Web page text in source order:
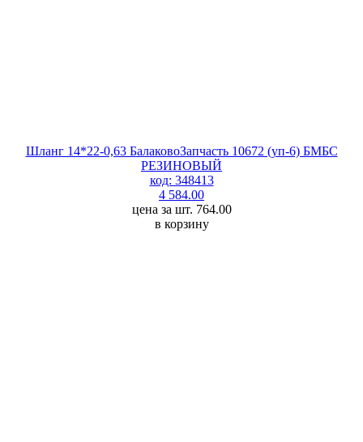
Шланг 14*22-0,63 БалаковоЗапчасть 10672 (уп-6) БМБС
РЕЗИНОВЫЙ
код: 348413
4 584.00
цена за шт. 764.00
в корзину